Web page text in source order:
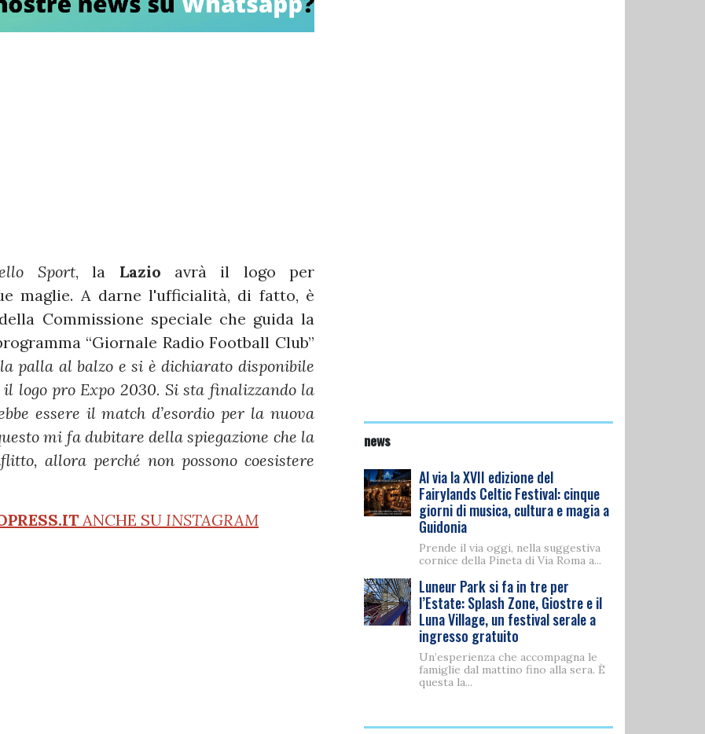
Sport, la Lazio avrà il logo per
maglie. A darne l'ufficialità, di fatto, è
Commissione speciale che guida la
“Giornale Radio Football Club”
palla al balzo e si è dichiarato disponibile
logo pro Expo 2030. Si sta finalizzando la
essere il match d’esordio per la nuova
mi fa dubitare della spiegazione che la
allora perché non possono coesistere
ANCHE SU INSTAGRAM
news
Al via la XVII edizione del
Fairylands Celtic Festival: cinque
giorni di musica, cultura e magia a
Guidonia
Prende il via oggi, nella suggestiva
cornice della Pineta di Via Roma a...
Luneur Park si fa in tre per
l’Estate: Splash Zone, Giostre e il
Luna Village, un festival serale a
ingresso gratuito
Un’esperienza che accompagna le
famiglie dal mattino fino alla sera. È
questa la...